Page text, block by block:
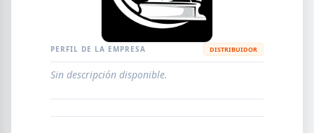
METALÚRGICAS
EMPRESAS AGREGAR EMPRESA
PERFIL DE LA EMPRESA DISTRIBUIDOR
Sin descripción disponible.